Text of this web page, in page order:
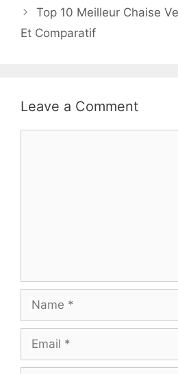
Top 10 Meilleur Chaise
Et Comparatif
Leave a Comment